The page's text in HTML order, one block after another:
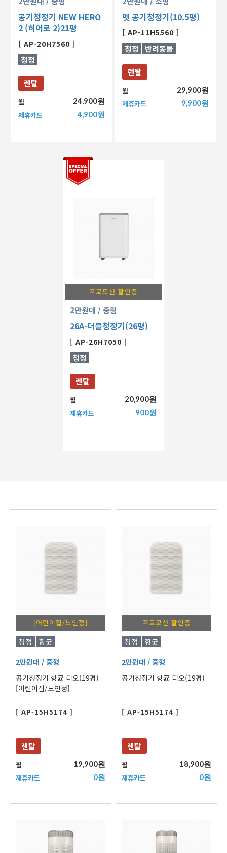
공기청정기 NEW HERO
2 (히어로 2)21평
[ AP-20H7560 ]
청정
렌탈
월 24,900원
제휴카드 4,900원
펫 공기청정기(10.5평)
[ AP-11H5560 ]
청정 반려동물
렌탈
월 29,900원
제휴카드 9,900원
프로모션 할인중
2만원대 / 중형
26A-더블청정기(26평)
[ AP-26H7050 ]
청정
렌탈
월 20,900원
제휴카드 900원
[어린이집/노인정]
청정 항균
2만원대 / 중형
공기청정기 항균 디오(19평)
[어린이집/노인정]
[ AP-15H5174 ]
렌탈
월 19,900원
제휴카드 0원
프로모션 할인중
청정 항균
2만원대 / 중형
공기청정기 항균 디오(19평)
[ AP-15H5174 ]
렌탈
월 18,900원
제휴카드 0원